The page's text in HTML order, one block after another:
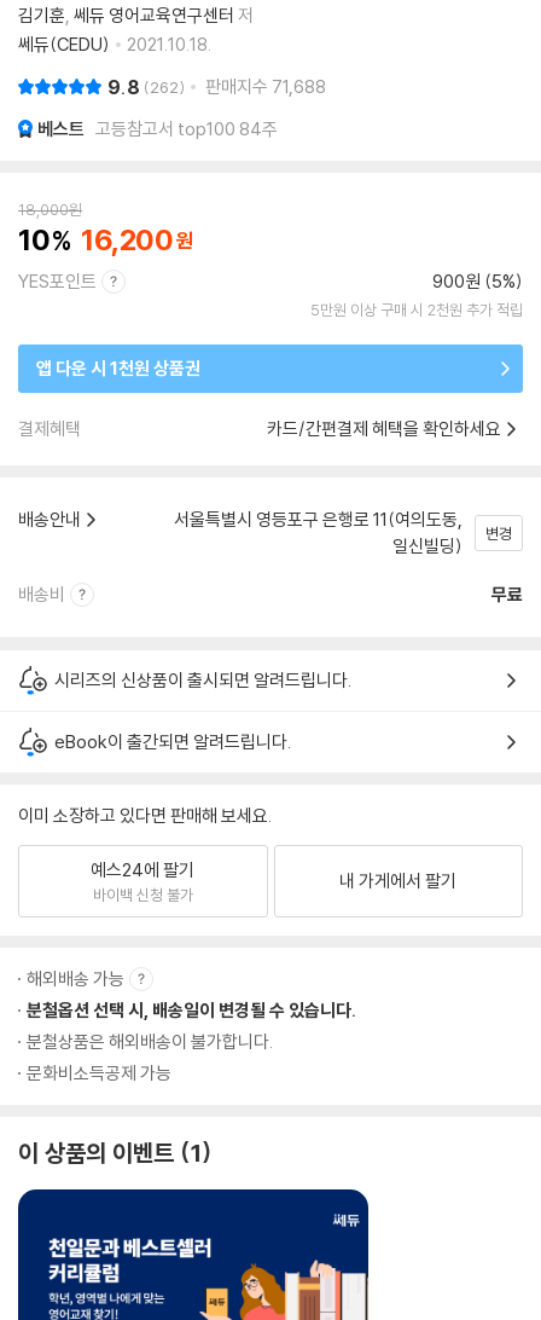
김기훈 쎄듀 영어교육연구센터 저
쎄듀(CEDU)
2021.10.18.
9.8 262 판매지수 71,688
베스트 고등참고서 top100 84주
18,000원
10 16,200
YES포인트 900원 (5%)
5만원 이상 구매 시 2천원 추가 적립
앱 다운 시 1천원 상품권
결제혜택 카드/간편결제 혜택을 확인하세요
배송안내
서울특별시 영등포구 은행로 11(여의도동,
일신빌딩)
변경
배송비 무료
시리즈의 신상품이 출시되면 알려드립니다.
eBook이 출간되면 알려드립니다.
이미 소장하고 있다면 판매해 보세요.
예스24에 팔기
바이백 신청 불가
내 가게에서 팔기
해외배송 가능
분철옵션 선택 시, 배송일이 변경될 수 있습니다.
분철상품은 해외배송이 불가합니다.
문화비소득공제 가능
이 상품의 이벤트 1